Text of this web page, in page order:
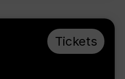
Tickets